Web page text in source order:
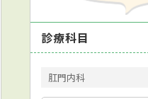
診療科目
肛門内科